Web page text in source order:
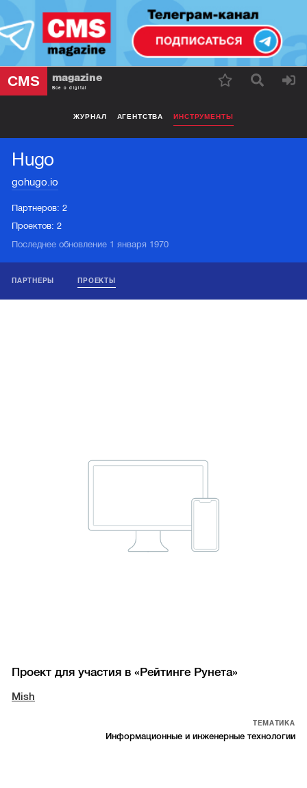
CMS magazine
Все о digital
ЖУРНАЛ АГЕНТСТВА ИНСТРУМЕНТЫ
Hugo
gohugo.io
Партнеров:2
Проектов:2
Последнее обновление 1 января 1970
ПАРТНЕРЫ ПРОЕКТЫ
Проект для участия в «Рейтинге Рунета»
Mish
ТЕМАТИКА
Информационные и инженерные технологии